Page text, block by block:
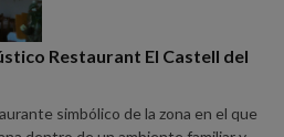
Restaurant El Castell del
simbólico de la zona en el que